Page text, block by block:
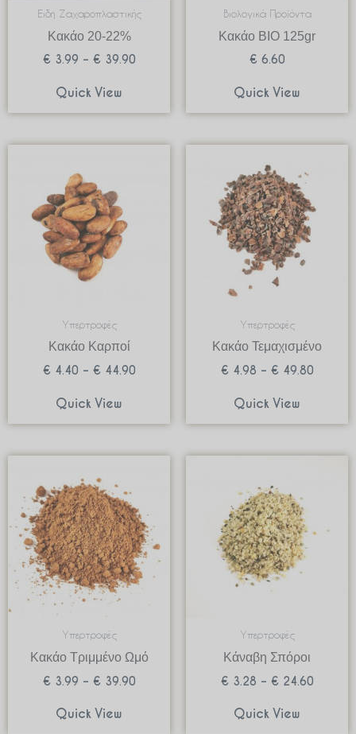
Ειδη Ζαχαροπλαστικής
Κακάο 20-22%
€ 3.99 – € 39.90
Quick View
Βιολογικά Προϊόντα
Κακάο BIO 125gr
€ 6.60
Quick View
Υπερτροφές
Κακάο Καρποί
€ 4.40 – € 44.90
Quick View
Υπερτροφές
Κακάο Τεμαχισμένο
€ 4.98 – € 49.80
€ 49.80
Quick View
Υπερτροφές
Κακάο Τριμμένο Ωμό
€ 3.99 – € 39.90
through
€ 39.90
Quick View
Υπερτροφές
Κάναβη Σπόροι
€ 3.28 – € 24.60
Quick View